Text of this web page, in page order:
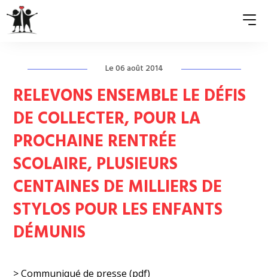
QUI SOMMES-NOUS ?
ASSOCIATIONS MEMBRES
NOS ACTIONS
S’ENGAGER
ACTUALITÉS
PRESSE
Le 06 août 2014
RELEVONS ENSEMBLE LE DÉFIS
DE COLLECTER, POUR LA
PROCHAINE RENTRÉE
SCOLAIRE, PLUSIEURS
CENTAINES DE MILLIERS DE
STYLOS POUR LES ENFANTS
DÉMUNIS
> Communiqué de presse(pdf)